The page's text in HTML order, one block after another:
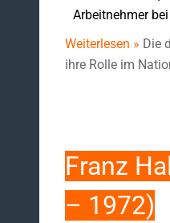
Arbeitnehmer
Weiterlesen » Die
ihre Rolle im
Franz
– 1972)